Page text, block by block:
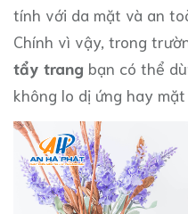
tính với da mặt và an
Chính vì vậy, trong
tẩy trang bạn có thể
không lo dị ứng hay